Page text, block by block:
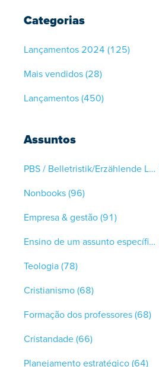
Categorias
Lançamentos 2024 (125)
Mais vendidos(28)
Lançamentos(450)
Assuntos
PBS / Belletristik/Erzählende Literatur
Nonbooks(96)
Empresa & gestão(91)
Ensino de um assunto específico
Teologia(78)
Cristianismo(68)
Formação dos professores(68)
Cristandade(66)
Planejamento estratégico(64)